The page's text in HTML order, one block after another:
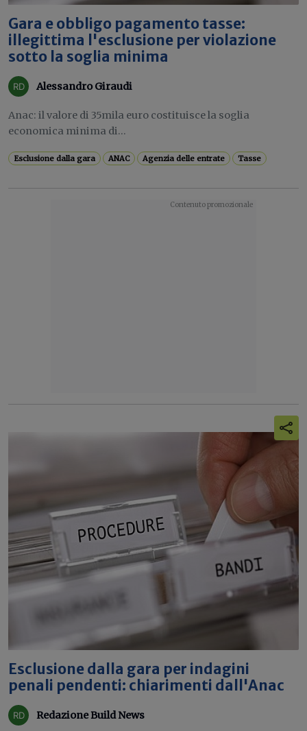
Gara e obbligo pagamento tasse:
illegittima l'esclusione per violazione
sotto la soglia minima
Alessandro Giraudi
Anac: il valore di 35mila euro costituisce la soglia
economica minima di...
Esclusione dalla gara ANAC Agenzia delle entrate Tasse
Esclusione dalla gara per indagini
penali pendenti: chiarimenti dall'Anac
Redazione Build News